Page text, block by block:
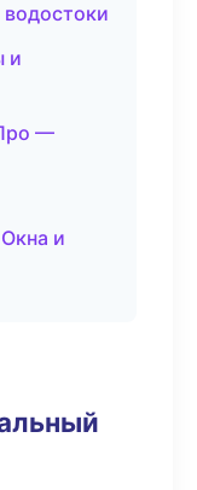
и
—
и